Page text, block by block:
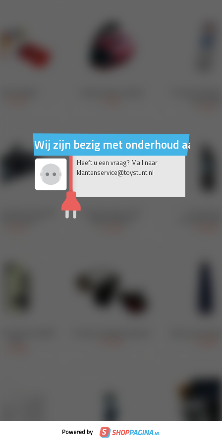
Wij zijn bezig met onderhoud aan
Heeft u een vraag? Mail naar
klantenservice@toystunt.nl